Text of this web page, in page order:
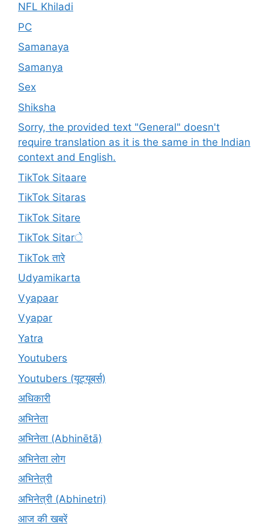
NFL Khiladi
PC
Samanaya
Samanya
Sex
Shiksha
Sorry, the provided text "General" doesn't
require translation as it is the same in the Indian
context and English.
TikTok Sitaare
TikTok Sitaras
TikTok Sitare
TikTok Sitarे
TikTok तारे
Udyamikarta
Vyapaar
Vyapar
Yatra
Youtubers
Youtubers (यूट्यूबर्स)
अधिकारी
अभिनेता
अभिनेता (Abhinētā)
अभिनेता लोग
अभिनेत्री
अभिनेत्री (Abhinetri)
आज की खबरें